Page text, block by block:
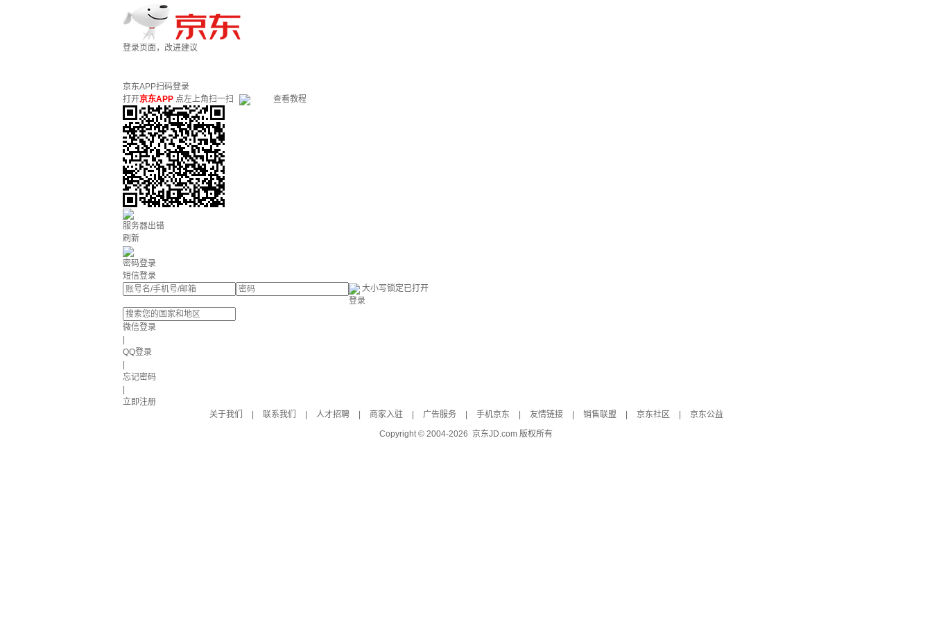
登录页面，改进建议
京东APP扫码登录
打开京东APP 点左上角扫一扫 查看教程
服务器出错
刷新
密码登录
短信登录
大小写锁定已打开
登录
微信登录
QQ登录
忘记密码
立即注册
关于我们
联系我们 人才招聘 商家入驻 广告服务 手机京东 友情链接 销售联盟 京东社区
京东公益
Copyright © 2004-2026 京东JD.com 版权所有